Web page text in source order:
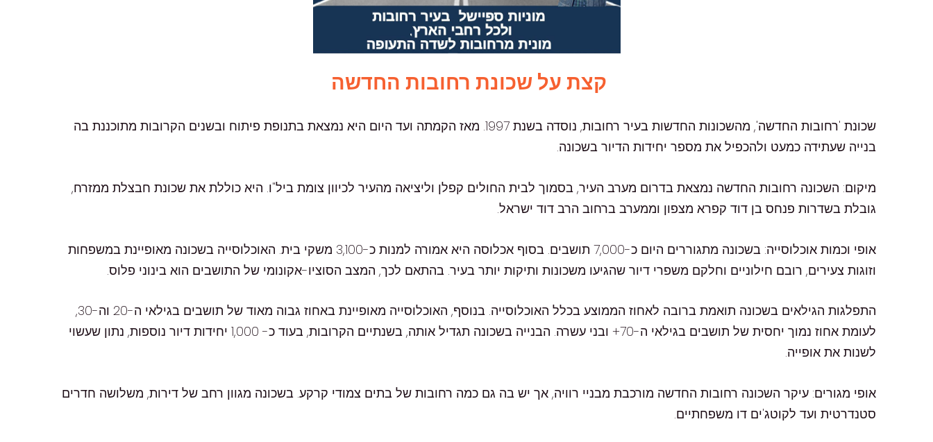
קצת על שכונת רחובות החדשה
שכונת 'רחובות החדשה', מהשכונות החדשות בעיר רחובות, נוסדה בשנת 1997. מאז הקמתה ועד היום היא נמצאת בתנופת פיתוח ובשנים הקרובות מתוכננת בה
בנייה שעתידה כמעט ולהכפיל את מספר יחידות הדיור בשכונה.
מיקום: השכונה רחובות החדשה נמצאת בדרום מערב העיר, בסמוך לבית החולים קפלן וליציאה מהעיר לכיוון צומת ביל"ו. היא כוללת את שכונת חבצלת ממזרח,
גובלת בשדרות פנחס בן דוד קפרא מצפון וממערב ברחוב הרב דוד ישראל.
אופי וכמות אוכלוסייה: בשכונה מתגוררים היום כ-7,000 תושבים. בסוף אכלוסה היא אמורה למנות כ-3,100 משקי בית. האוכלוסייה בשכונה מאופיינת במשפחות
וזוגות צעירים, רובם חילוניים וחלקם משפרי דיור שהגיעו משכונות ותיקות יותר בעיר. בהתאם לכך, המצב הסוציו-אקונומי של התושבים הוא בינוני פלוס.
התפלגות הגילאים בשכונה תואמת ברובה לאחוז הממוצע בכלל האוכלוסייה. בנוסף, האוכלוסייה מאופיינת באחוז גבוה מאוד של תושבים בגילאי ה-20 וה-30,
לעומת אחוז נמוך יחסית של תושבים בגילאי ה-70+ ובני עשרה. הבנייה בשכונה תגדיל אותה, בשנתיים הקרובות, בעוד כ- 1,000 יחידות דיור נוספות, נתון שעשוי
לשנות את אופייה.
אופי מגורים: עיקר השכונה רחובות החדשה מורכבת מבניי רוויה, אך יש בה גם כמה רחובות של בתים צמודי קרקע. בשכונה מגוון רחב של דירות, משלושה חדרים
סטנדרטית ועד לקוטג'ים דו משפחתיים.